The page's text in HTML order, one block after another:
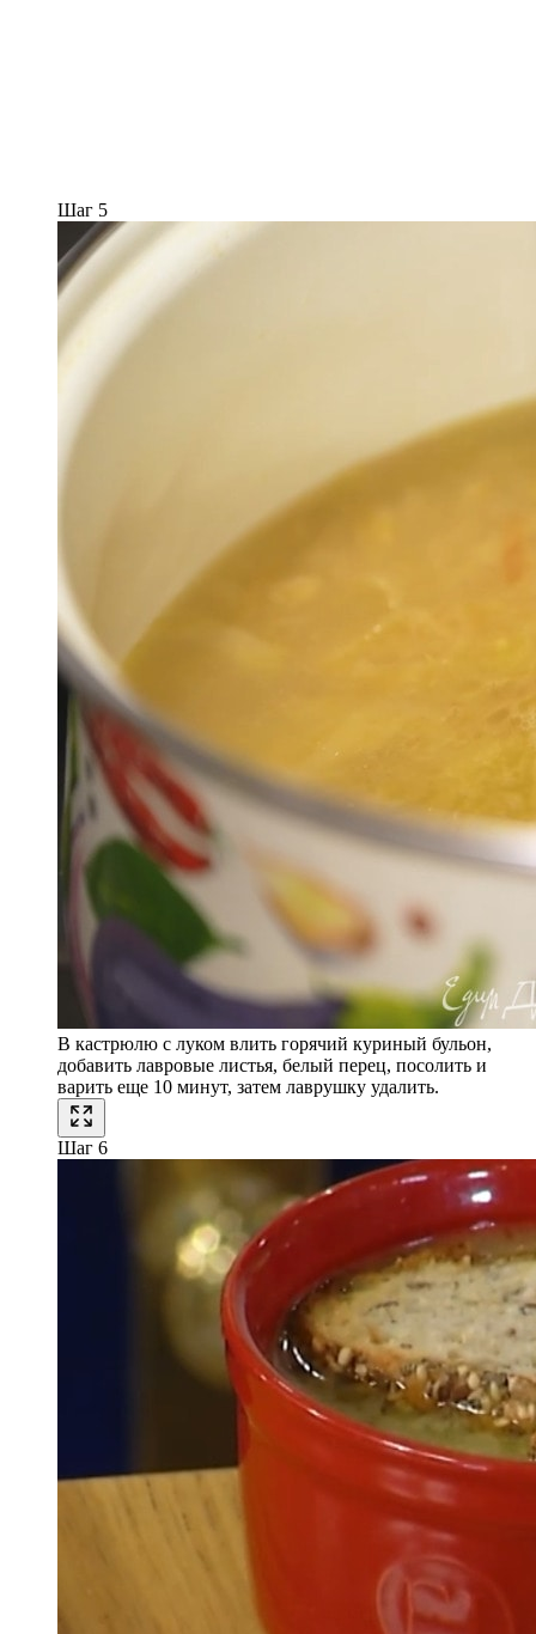
Шаг 5
В кастрюлю с луком влить горячий куриный бульон,
добавить лавровые листья, белый перец, посолить и
варить еще 10 минут, затем лаврушку удалить.
Шаг 6